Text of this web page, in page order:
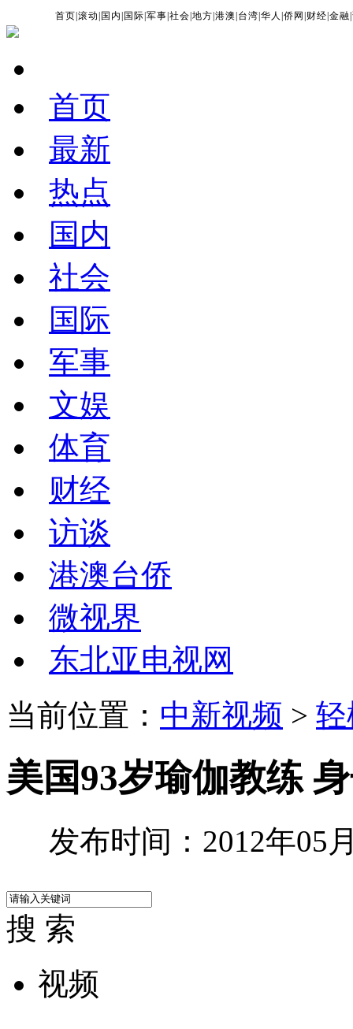
首页 |滚动 国内 国际 |军事 |社会 |地方 |港澳 台湾 |华人 |侨网 财经 |金融 |
首页
最新
热点
国内
社会
国际
军事
文娱
体育
财经
访谈
港澳台侨
微视界
东北亚电视网
当前位置： 中新视频 >
美国93岁瑜伽教练
发布时间：2012年05
搜 索
视频